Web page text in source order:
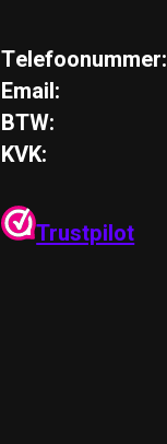
Telefoonummer:
Email:
BTW:
KVK:
Trustpilot